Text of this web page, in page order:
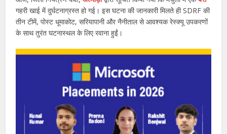
गहरी खाई में दुर्घटनाग्रस्त हो गई। इस घटना की जानकारी मिलते ही SDRF की
तीन टीमें, पोस्ट धूमाकोट, सरियापानी और नैनीताल से आवश्यक रेस्क्यू उपकरणों
के साथ तुरंत घटनास्थल के लिए रवाना हुईं।